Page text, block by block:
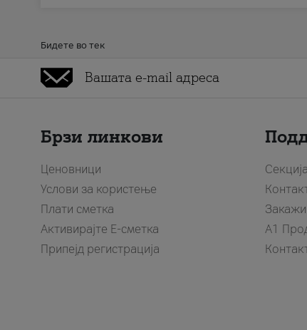
Бидете во тек
Брзи линкови
Ценовници
Услови за користење
Плати сметка
Активирајте Е-сметка
Припејд регистрација
Закажи
A1